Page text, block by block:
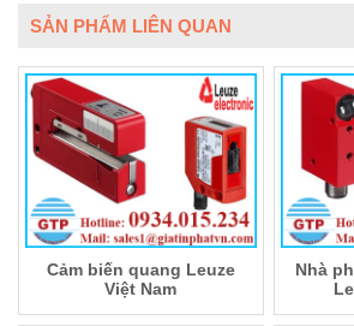
SẢN PHẨM LIÊN QUAN
Cảm biến quang Leuze
Việt Nam
Nhà